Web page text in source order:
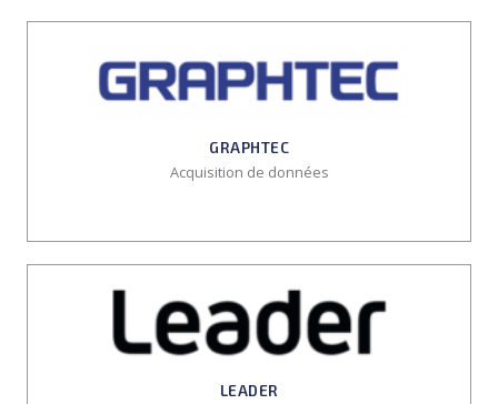
GRAPHTEC
Acquisition de données
LEADER